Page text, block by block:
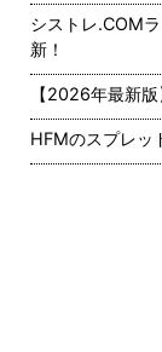
シストレ.COM
新！
【2026年最新
HFMのスプレッ